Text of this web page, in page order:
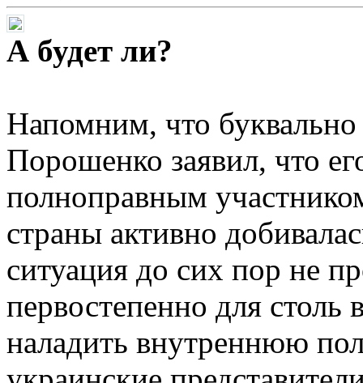
А будет ли?
Напомним, что
Порошенко заявил, что
полноправным
страны активно
ситуация до сих пор не
первостепенно для столь
наладить внутреннюю